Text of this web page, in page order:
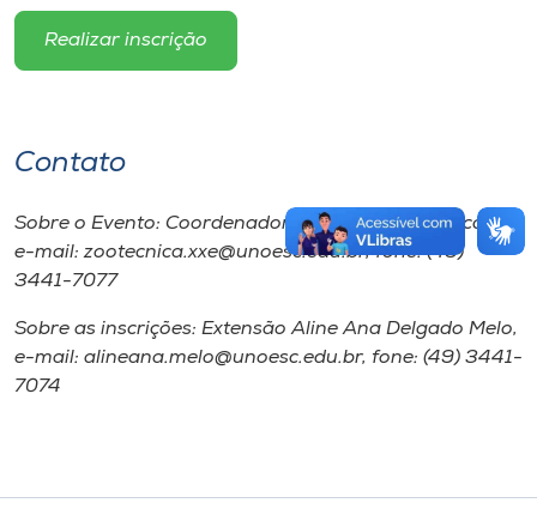
Realizar inscrição
Contato
Sobre o Evento: Coordenadora Prof. Marcieli Maccari,
e-mail: zootecnica.xxe@unoesc.edu.br, fone: (49)
3441-7077
Sobre as inscrições: Extensão Aline Ana Delgado Melo,
e-mail: alineana.melo@unoesc.edu.br, fone: (49) 3441-
7074